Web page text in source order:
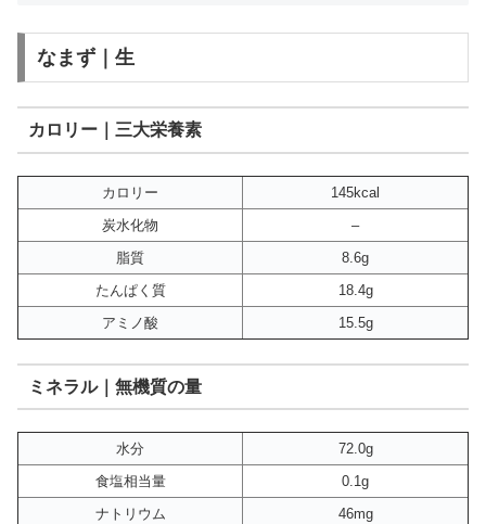
なまず｜生
カロリー｜三大栄養素
カロリー
145kcal
炭水化物
–
脂質
8.6g
たんぱく質
18.4g
アミノ酸
15.5g
ミネラル｜無機質の量
水分
72.0g
食塩相当量
0.1g
ナトリウム
46mg